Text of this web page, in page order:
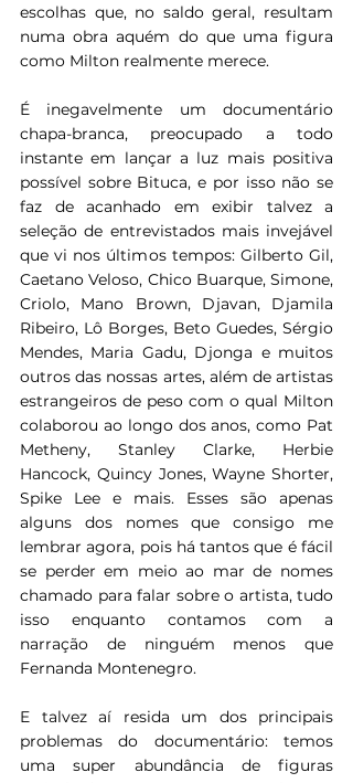
escolhas que, no saldo geral, resultam
numa obra aquém do que uma figura
como Milton realmente merece.
É inegavelmente um documentário
chapa-branca, preocupado a todo
instante em lançar a luz mais positiva
possível sobre Bituca, e por isso não se
faz de acanhado em exibir talvez a
seleção de entrevistados mais invejável
que vi nos últimos tempos: Gilberto Gil,
Caetano Veloso, Chico Buarque, Simone,
Criolo, Mano Brown, Djavan, Djamila
Ribeiro, Lô Borges, Beto Guedes, Sérgio
Mendes, Maria Gadu, Djonga e muitos
outros das nossas artes, além de artistas
estrangeiros de peso com o qual Milton
colaborou ao longo dos anos, como Pat
Metheny, Stanley Clarke, Herbie
Hancock, Quincy Jones, Wayne Shorter,
Spike Lee e mais. Esses são apenas
alguns dos nomes que consigo me
lembrar agora, pois há tantos que é fácil
se perder em meio ao mar de nomes
chamado para falar sobre o artista, tudo
isso enquanto contamos com a
narração de ninguém menos que
Fernanda Montenegro.
E talvez aí resida um dos principais
problemas do documentário: temos
uma super abundância de figuras